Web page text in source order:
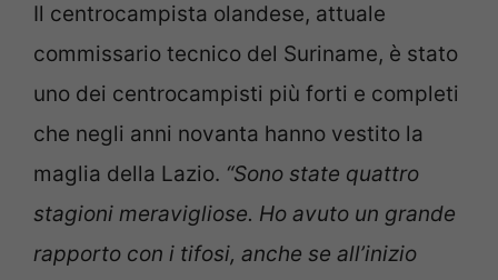
Il centrocampista olandese, attuale
commissario tecnico del Suriname, è stato
uno dei centrocampisti più forti e completi
che negli anni novanta hanno vestito la
maglia della Lazio. “Sono state quattro
stagioni meravigliose. Ho avuto un grande
rapporto con i tifosi, anche se all’inizio